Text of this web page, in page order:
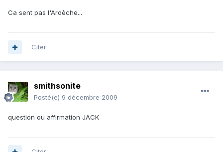
Ca sent pas l'Ardèche...
Citer
smithsonite
Posté(e) 9 décembre 2009
question ou affirmation JACK